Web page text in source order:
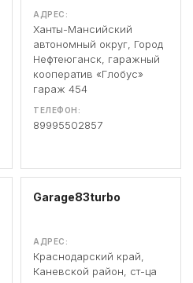
АДРЕС:
Ханты-Мансийский
автономный округ, Город
Нефтеюганск, гаражный
кооператив «Глобус»
гараж 454
ТЕЛЕФОН:
89995502857
Garage83turbo
АДРЕС:
Краснодарский край,
Каневской район, ст-ца